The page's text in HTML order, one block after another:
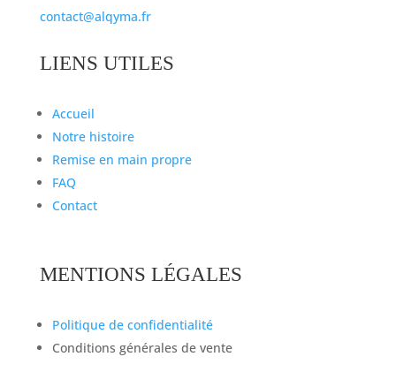
contact@alqyma.fr
LIENS UTILES
Accueil
Notre histoire
Remise en main propre
FAQ
Contact
MENTIONS LÉGALES
Politique de confidentialité
Conditions générales de vente